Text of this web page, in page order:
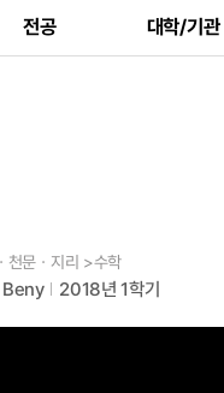
전공 대학/기관
천문ㆍ지리 >수학
2018년 1학기